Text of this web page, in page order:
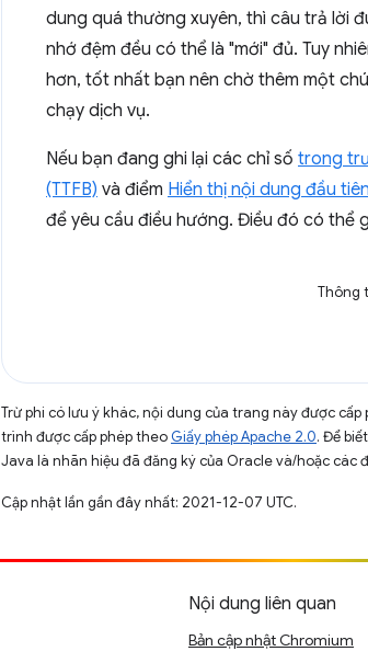
dung quá thường xuyên, thì câu trả lời
nhớ đệm đều có thể là "mới" đủ. Tuy
hơn, tốt nhất bạn nên chờ thêm một
chạy dịch vụ.
Nếu bạn đang ghi lại các chỉ số trong
(TTFB) và điểm Hiển thị nội dung đầu
để yêu cầu điều hướng. Điều đó có thể
Thông
Trừ phi có lưu ý khác, nội dung của trang này được cấp
trình được cấp phép theo Giấy phép Apache 2.0. Để
Java là nhãn hiệu đã đăng ký của Oracle và/hoặc các
Cập nhật lần gần đây nhất: 2021-12-07 UTC.
Nội dung liên quan
Bản cập nhật Chromium